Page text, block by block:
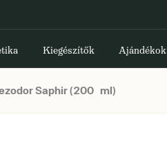
Kiegészítők Ajándékok
Saphir (200 ml)